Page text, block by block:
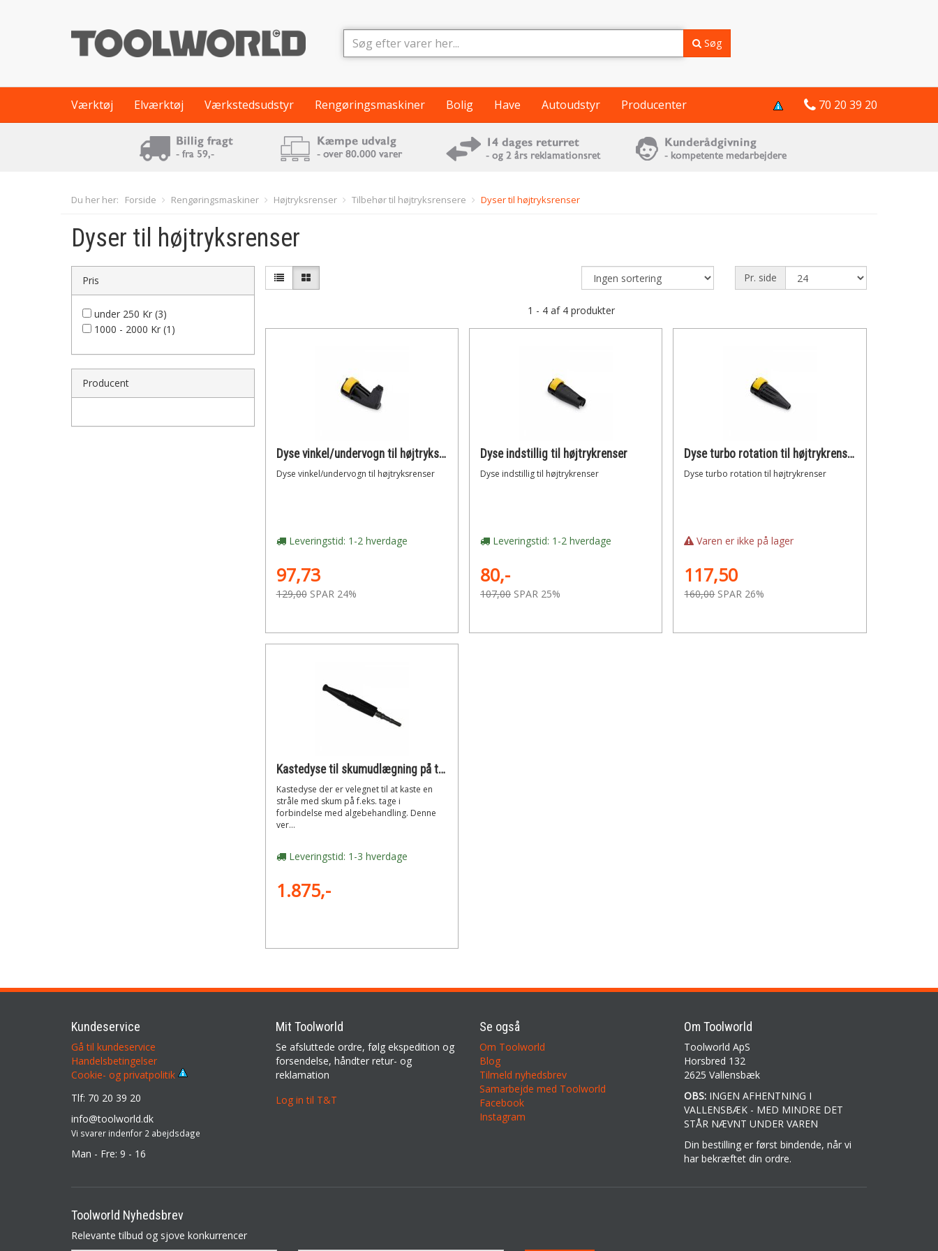
Søg
Værktøj Elværktøj Værkstedsudstyr Rengøringsmaskiner Bolig Have Autoudstyr Producenter 70 20 39 20
Du her her: Forside Rengøringsmaskiner Højtryksrenser Tilbehør til højtryksrensere Dyser til højtryksrenser
Dyser til højtryksrenser
Pris
under 250 Kr (3)
1000 - 2000 Kr (1)
Producent
Pr. side
1 - 4 af 4 produkter
Dyse vinkel/undervogn til højtryksrenser
Dyse vinkel/undervogn til højtryksrenser
Leveringstid: 1-2 hverdage
97,73
129,00 SPAR 24%
Dyse indstillig til højtrykrenser
Dyse indstillig til højtrykrenser
Leveringstid: 1-2 hverdage
80,-
107,00 SPAR 25%
Dyse turbo rotation til højtrykrenser
Dyse turbo rotation til højtrykrenser
Varen er ikke på lager
117,50
160,00 SPAR 26%
Kastedyse til skumudlægning på tag 15 l/m
Kastedyse der er velegnet til at kaste en
stråle med skum på f.eks. tage i
forbindelse med algebehandling. Denne
ver...
Leveringstid: 1-3 hverdage
1.875,-
Kundeservice
Gå til kundeservice
Handelsbetingelser
Cookie- og privatpolitik
Tlf: 70 20 39 20
info@toolworld.dk
Vi svarer indenfor 2 abejdsdage
Man - Fre: 9 - 16
Mit Toolworld
Se afsluttede ordre, følg ekspedition og
forsendelse, håndter retur- og
reklamation
Log in til T&T
Se også
Om Toolworld
Blog
Tilmeld nyhedsbrev
Samarbejde med Toolworld
Facebook
Instagram
Om Toolworld
Toolworld ApS
Horsbred 132
2625 Vallensbæk
OBS:INGEN AFHENTNING I
VALLENSBÆK - MED MINDRE DET
STÅR NÆVNT UNDER VAREN
Din bestilling er først bindende, når vi
har bekræftet din ordre.
Toolworld Nyhedsbrev
Relevante tilbud og sjove konkurrencer